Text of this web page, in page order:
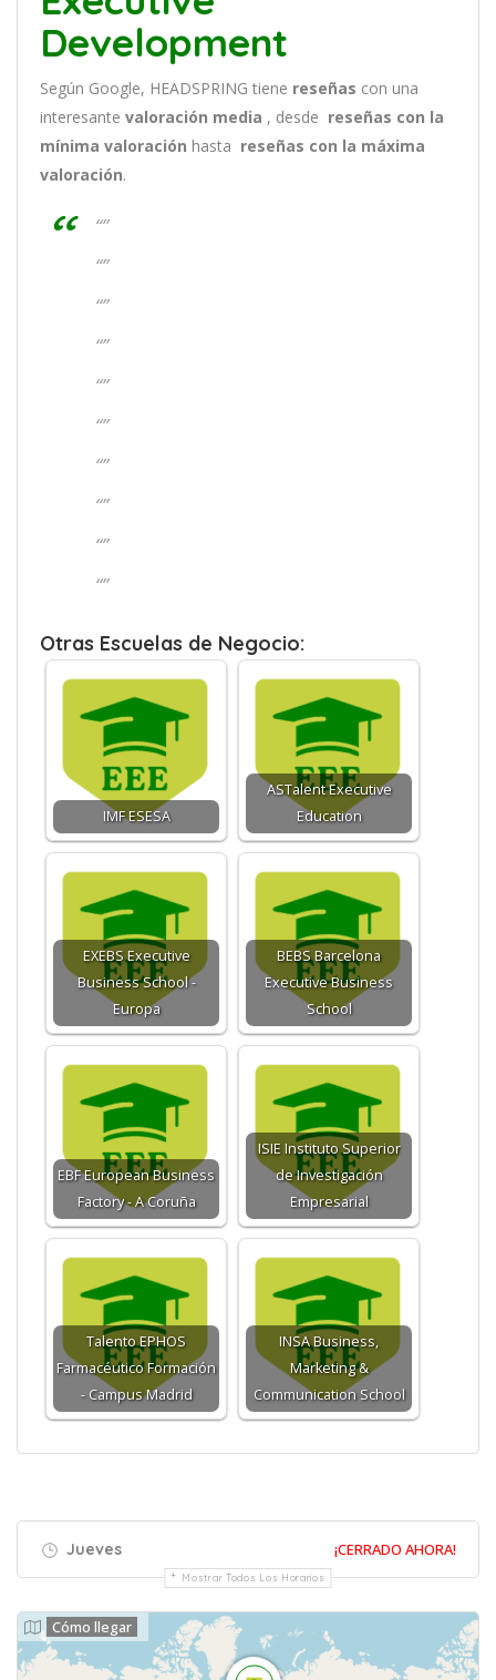
Development
Según Google, HEADSPRING tiene reseñas con una
interesante valoración media , desde reseñas con la
mínima valoración hasta reseñas con la máxima
valoración.
“”
“”
“”
“”
“”
“”
“”
“”
“”
“”
Otras Escuelas de Negocio:
IMF ESESA
ASTalent Executive
Education
EXEBS Executive
Business School -
Europa
BEBS Barcelona
Executive Business
School
EBF European Business
Factory - A Coruña
ISIE Instituto Superior
de Investigación
Empresarial
Talento EPHOS
Farmacéutico Formación
- Campus Madrid
INSA Business,
Marketing &
Communication School
Jueves ¡CERRADO AHORA!
Mostrar Todos Los Horarios
Cómo llegar